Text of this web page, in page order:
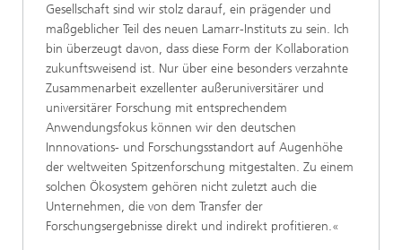
Gesellschaft sind wir stolz darauf, ein prägender und
maßgeblicher Teil des neuen Lamarr-Instituts zu sein. Ich
bin überzeugt davon, dass diese Form der Kollaboration
zukunftsweisend ist. Nur über eine besonders verzahnte
Zusammenarbeit exzellenter außeruniversitärer und
universitärer Forschung mit entsprechendem
Anwendungsfokus können wir den deutschen
Innnovations- und Forschungsstandort auf Augenhöhe
der weltweiten Spitzenforschung mitgestalten. Zu einem
solchen Ökosystem gehören nicht zuletzt auch die
Unternehmen, die von dem Transfer der
Forschungsergebnisse direkt und indirekt profitieren.«